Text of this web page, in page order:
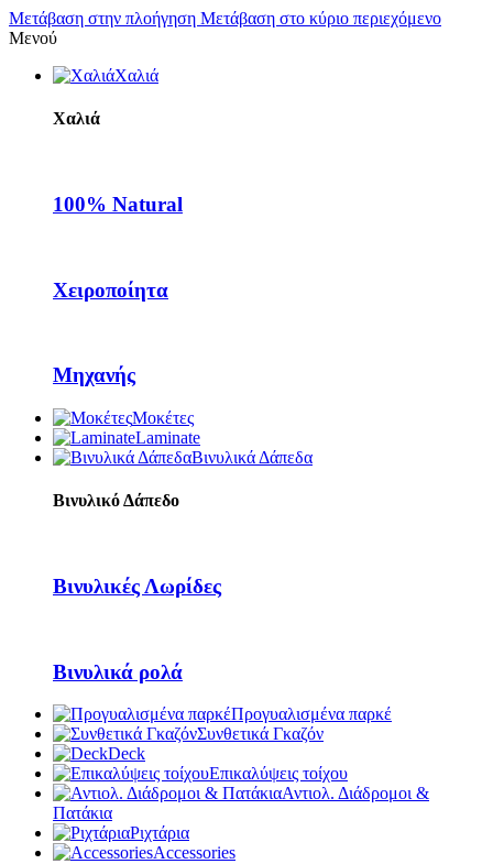
Μετάβαση στην πλοήγηση Μετάβαση στο κύριο περιεχόμενο
Μενού
Χαλιά
Χαλιά
100% Natural
Χειροποίητα
Μηχανής
Μοκέτες
Laminate
Βινυλικά Δάπεδα
Βινυλικό Δάπεδο
Βινυλικές Λωρίδες
Βινυλικά ρολά
Προγυαλισμένα παρκέ
Συνθετικά Γκαζόν
Deck
Επικαλύψεις τοίχου
Αντιολ. Διάδρομοι &
Πατάκια
Ριχτάρια
Accessories